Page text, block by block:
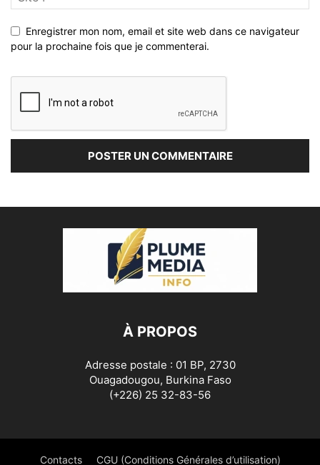
Enregistrer mon nom, email et site web dans ce navigateur
pour la prochaine fois que je commenterai.
À PROPOS
Adresse postale : 01 BP, 2730
Ouagadougou, Burkina Faso
(+226) 25 32-83-56
Contacts CGU (Conditions Générales d’utilisation)